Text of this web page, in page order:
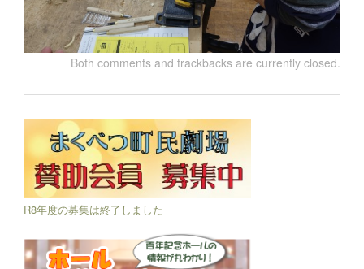
Both comments and trackbacks are currently closed.
R8年度の募集は終了しました